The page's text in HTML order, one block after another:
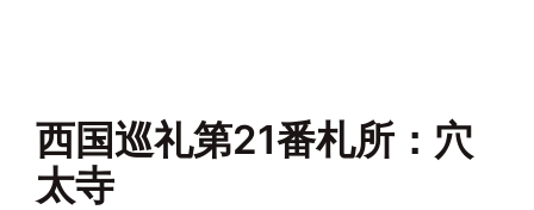
西国巡礼第21番札所：穴
太寺